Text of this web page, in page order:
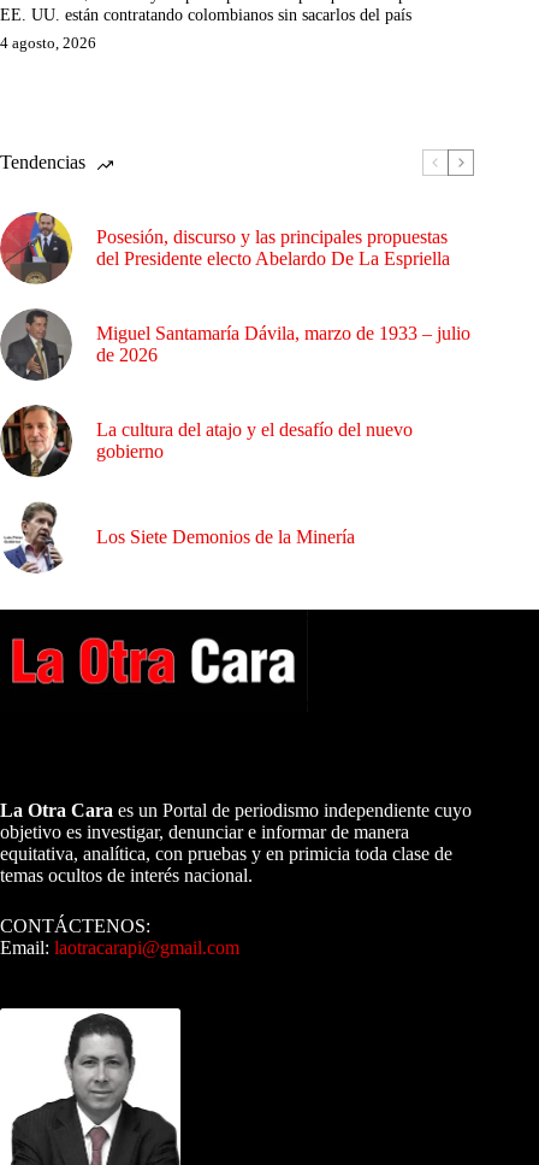
EE. UU. están contratando colombianos sin sacarlos del país
4 agosto, 2026
Tendencias
Posesión, discurso y las principales propuestas
del Presidente electo Abelardo De La Espriella
Miguel Santamaría Dávila, marzo de 1933 – julio
de 2026
La cultura del atajo y el desafío del nuevo
gobierno
Los Siete Demonios de la Minería
La Otra Cara es un Portal de periodismo independiente cuyo
objetivo es investigar, denunciar e informar de manera
equitativa, analítica, con pruebas y en primicia toda clase de
temas ocultos de interés nacional.
CONTÁCTENOS:
Email: laotracarapi@gmail.com